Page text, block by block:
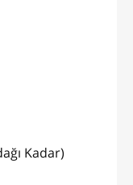
Kadar)